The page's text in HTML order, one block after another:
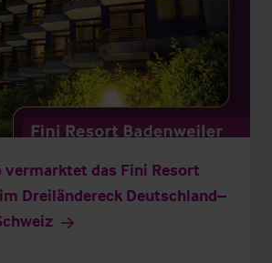
vermarktet das Fini Resort
Dreiländereck Deutschland–